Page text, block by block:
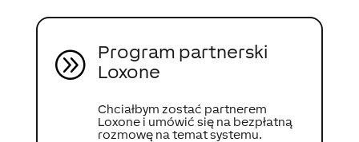
A
Program partnerski
Loxone
Chciałbym zostać partnerem
Loxone i umówić się na bezpłatną
rozmowę na temat systemu.